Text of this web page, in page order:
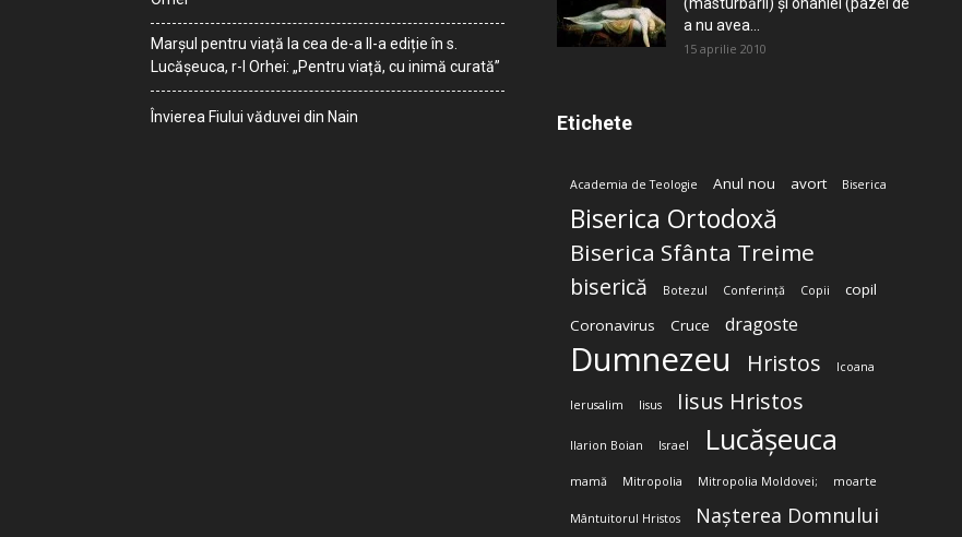
Marșul pentru viață la cea de-a II-a ediție în s.
Lucășeuca, r-l Orhei: „Pentru viață, cu inimă curată”
Învierea Fiului văduvei din Nain
(masturbării) şi onaniei (pazei de
a nu avea...
15 aprilie 2010
Etichete
Academia de Teologie Anul nou avort Biserica
Biserica Ortodoxă
Biserica Sfânta Treime
biserică Botezul Conferință Copii
copil
Coronavirus
Cruce dragoste
Dumnezeu Hristos Icoana
Ierusalim Iisus Iisus Hristos
Ilarion Boian Israel Lucășeuca
mamă Mitropolia Mitropolia Moldovei; moarte
Mântuitorul Hristos Nașterea Domnului